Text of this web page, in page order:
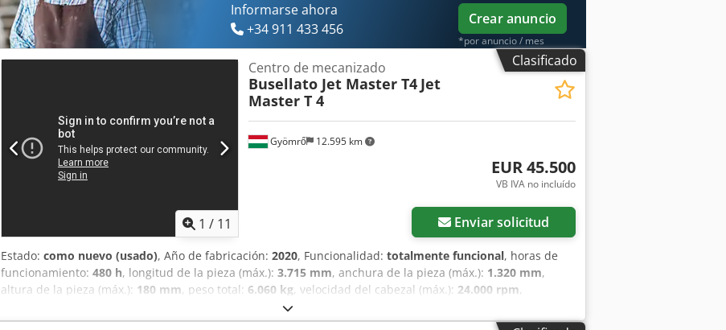
Informarse ahora
+34 911 433 456
Crear anuncio
*por anuncio / mes
Clasificado
1 / 11
Gyömrő 12.595 km
Centro de mecanizado
Busellato Jet Master T4 Jet
Master T 4
EUR 45.500
VB IVA no incluído
Enviar solicitud
Estado: como nuevo (usado), Año de fabricación: 2020, Funcionalidad: totalmente funcional, horas de
funcionamiento: 480 h, longitud de la pieza (máx.): 3.715 mm, anchura de la pieza (máx.): 1.320 mm,
altura de la pieza (máx.): 180 mm, peso total: 6.060 kg, velocidad del cabezal (máx.): 24.000 rpm,
ajuste continuo de la velocidad de rotación, documentación / manual
trabajado 270 horas, prácticamente nueva: - posicionamiento láser Datos técnicos: Marca: Busellato JET